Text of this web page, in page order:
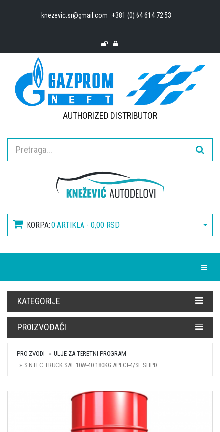
knezevic.sr@gmail.com +381 (0) 64 614 72 53
AUTHORIZED DISTRIBUTOR
KORPA:0 ARTIKLA - 0,00 RSD
KATEGORIJE
PROIZVOĐAČI
PROIZVODI
ULJE ZA TERETNI PROGRAM
SINTEC TRUCK SAE 10W-40 180KG API CI-4/SL SHPD